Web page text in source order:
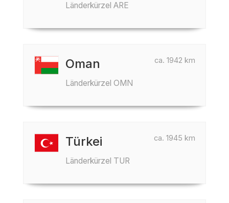
Länderkürzel ARE
ca. 1942 km
Oman
Länderkürzel OMN
ca. 1945 km
Türkei
Länderkürzel TUR